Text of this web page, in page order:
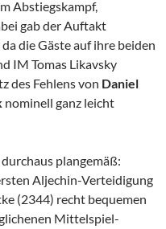
Abstiegskampf,
gab der Auftakt
die Gäste auf ihre beiden
IM Tomas Likavsky
des Fehlens von Daniel
nominell ganz leicht
plangemäß:
Aljechin-Verteidigung
(2344) recht bequemen
Mittelspiel-